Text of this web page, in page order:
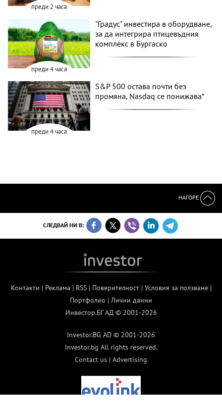
преди 2 часа
преди 4 часа
"Градус" инвестира в оборудване,
за да интегрира птицевъдния
комплекс в Бургаско
преди 4 часа
S&P 500 остава почти без
промяна, Nasdaq се понижава*
НАГОРЕ
СЛЕДВАЙ НИ В:
Контакти | Реклама | RSS| Поверителност| Условия за ползване|
Портфолио | Лични данни
Инвестор.БГ АД © 2001-2026
Investor.BG AD © 2001-2026
Investor.bg All rights reserved.
Contact us | Advertising